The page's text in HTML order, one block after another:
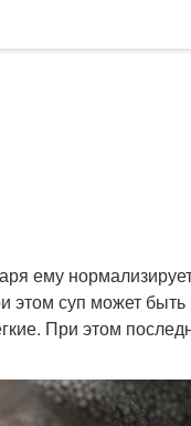
ему
этом суп может
При этом